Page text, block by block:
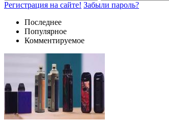
Регистрация на сайте! Забыли пароль?
Последнее
Популярное
Комментируемое